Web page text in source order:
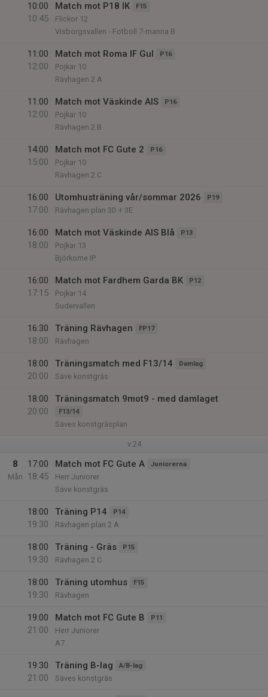
10:00
10:45
Match mot P18 IK F15
Flickor 12
Visborgsvallen - Fotboll 7-manna B
11:00
12:00
Match mot Roma IF Gul P16
Pojkar 10
Rävhagen 2 A
11:00
12:00
Match mot Väskinde AIS P16
Pojkar 10
Rävhagen 2 B
14:00
15:00
Match mot FC Gute 2 P16
Pojkar 10
Rävhagen 2 C
16:00
17:00
Utomhusträning vår/sommar 2026 P19
Rävhagen plan 3D + 3E
16:00
18:00
Match mot Väskinde AIS Blå P13
Pojkar 13
Björkome IP
16:00
17:15
Match mot Fardhem Garda BK P12
Pojkar 14
Sudervallen
16:30
18:00
Träning Rävhagen FP17
Rävhagen
18:00
20:00
Träningsmatch med F13/14 Damlag
Säve konstgräs
18:00
20:00
Träningsmatch 9mot9 - med damlaget
F13/14
Säves konstgräsplan
v.24
8
Mån
17:00
18:45
Match mot FC Gute A Juniorerna
Herr Juniorer
Säve konstgräs
18:00
19:30
Träning P14 P14
Rävhagen plan 2 A
18:00
19:30
Träning - Gräs P15
Rävhagen 2 C
18:00
19:30
Träning utomhus F15
Rävhagen
19:00
21:00
Match mot FC Gute B P11
Herr Juniorer
A7
19:30
21:00
Träning B-lag A/B-lag
Säves konstgräs